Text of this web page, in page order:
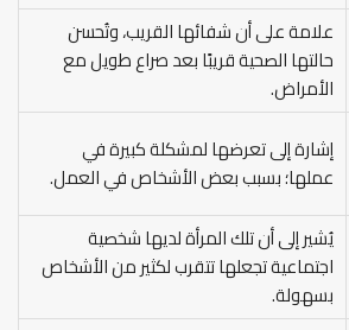
علامة على أن شفائها القريب، وتُحسن
حالتها الصحية قريبًا بعد صراع طويل مع
الأمراض.
إشارة إلى تعرضها لمشكلة كبيرة في
عملها؛ بسبب بعض الأشخاص في العمل.
يُشير إلى أن تلك المرأة لديها شخصية
اجتماعية تجعلها تتقرب لكثير من الأشخاص
بسهولة.